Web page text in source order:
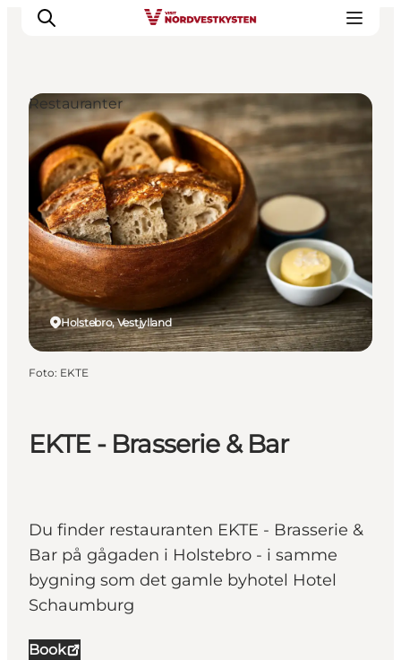
Feriesteder
Inspiration
Handicapvenlig ferie
Events
Overnatning
Planlæg din ferie
EKTE - Brasserie & Bar
Du finder restauranten EKTE - Brasserie &
Bar på gågaden i Holstebro - i samme
bygning som det gamle byhotel Hotel
Schaumburg
Book
Holstebro, Vestjylland
Restauranter
Foto: EKTE